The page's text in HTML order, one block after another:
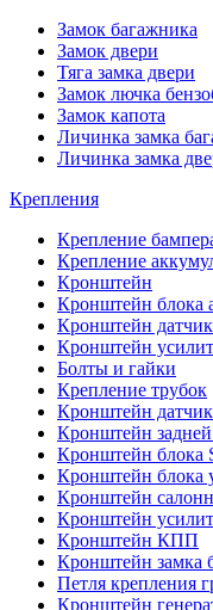
Замок багажника
Замок двери
Тяга замка двери
Замок лючка
Замок капота
Личинка замка
Личинка замка
Крепления
Крепление
Крепление
Кронштейн
Кронштейн блока
Кронштейн
Кронштейн
Болты и гайки
Крепление трубок
Кронштейн
Кронштейн
Кронштейн блока
Кронштейн блока
Кронштейн
Кронштейн
Кронштейн КПП
Кронштейн замка
Петля крепления
Кронштейн